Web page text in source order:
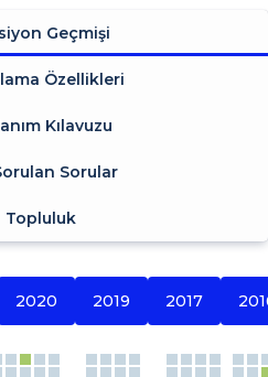
Geçmişi
Özellikleri
Kılavuzu
Sorular
Topluluk
2020 2019 2017